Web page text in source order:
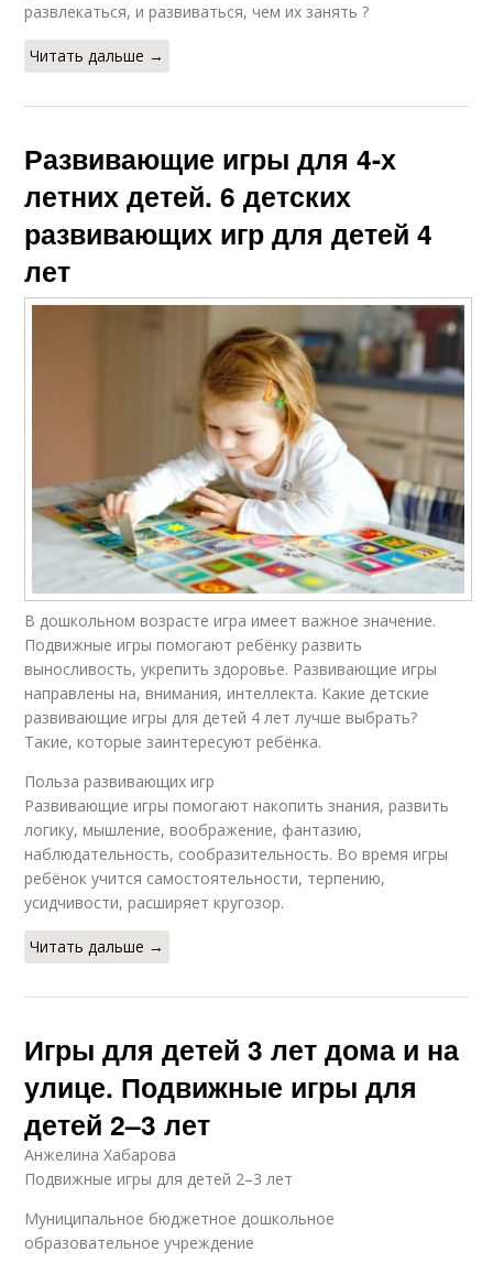
развлекаться, и развиваться, чем их занять ?
Читать дальше →
Развивающие игры для 4-х
летних детей. 6 детских
развивающих игр для детей 4
лет
В дошкольном возрасте игра имеет важное значение.
Подвижные игры помогают ребёнку развить
выносливость, укрепить здоровье. Развивающие игры
направлены на, внимания, интеллекта. Какие детские
развивающие игры для детей 4 лет лучше выбрать?
Такие, которые заинтересуют ребёнка.
Польза развивающих игр
Развивающие игры помогают накопить знания, развить
логику, мышление, воображение, фантазию,
наблюдательность, сообразительность. Во время игры
ребёнок учится самостоятельности, терпению,
усидчивости, расширяет кругозор.
Читать дальше →
Игры для детей 3 лет дома и на
улице. Подвижные игры для
детей 2–3 лет
Анжелина Хабарова
Подвижные игры для детей 2–3 лет
Муниципальное бюджетное дошкольное
образовательное учреждение